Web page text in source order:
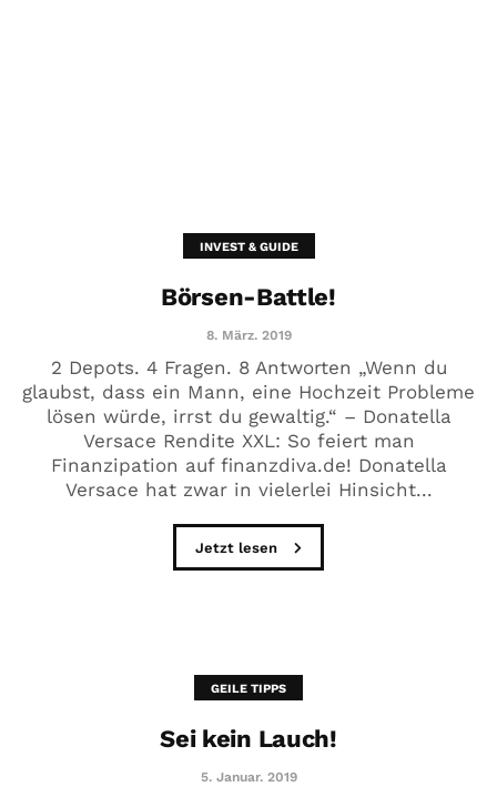
INVEST & GUIDE
Börsen-Battle!
8. März. 2019
2 Depots. 4 Fragen. 8 Antworten „Wenn du
glaubst, dass ein Mann, eine Hochzeit Probleme
lösen würde, irrst du gewaltig.“ – Donatella
Versace Rendite XXL: So feiert man
Finanzipation auf finanzdiva.de! Donatella
Versace hat zwar in vielerlei Hinsicht...
Jetzt lesen
GEILE TIPPS
Sei kein Lauch!
5. Januar. 2019